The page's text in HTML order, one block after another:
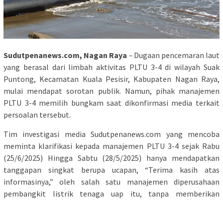
Sudutpenanews.com, Nagan Raya –Dugaan pencemaran laut
yang berasal dari limbah aktivitas PLTU 3-4 di wilayah Suak
Puntong, Kecamatan Kuala Pesisir, Kabupaten Nagan Raya,
mulai mendapat sorotan publik. Namun, pihak manajemen
PLTU 3-4 memilih bungkam saat dikonfirmasi media terkait
persoalan tersebut.
Tim investigasi media Sudutpenanews.com yang mencoba
meminta klarifikasi kepada manajemen PLTU 3-4 sejak Rabu
(25/6/2025) Hingga Sabtu (28/5/2025) hanya mendapatkan
tanggapan singkat berupa ucapan, “Terima kasih atas
informasinya,” oleh salah satu manajemen diperusahaan
pembangkit listrik tenaga uap itu, tanpa memberikan